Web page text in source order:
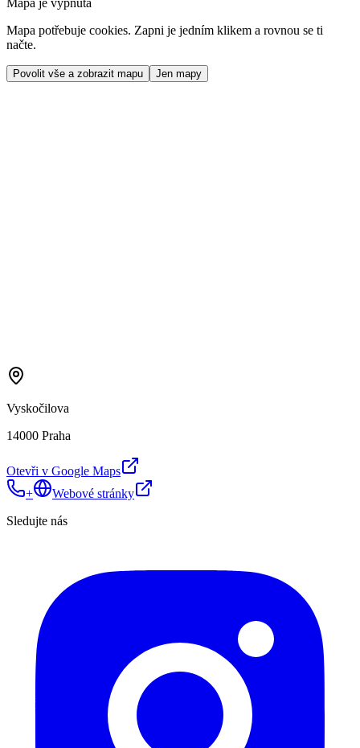
Mapa je vypnutá
Mapa potřebuje cookies. Zapni je jedním klikem a rovnou se ti
načte.
Povolit vše a zobrazit mapu Jen mapy
Vyskočilova
14000 Praha
Otevři v Google Maps
+
Webové stránky
Sledujte nás